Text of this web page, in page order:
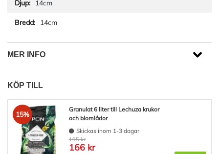
14cm
14cm
MER INFO
KÖP TILL
15%
Granulat 6 liter till Lechuza krukor
och blomlådor
Skickas inom 1-3 dagar
195 kr
166 kr